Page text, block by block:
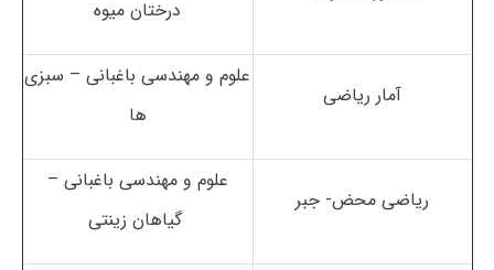
درختان میوه
آمار ریاضی
علوم و مهندسی باغبانی – سبزی
ها
ریاضی محض- جبر
علوم و مهندسی باغبانی –
گیاهان زینتی